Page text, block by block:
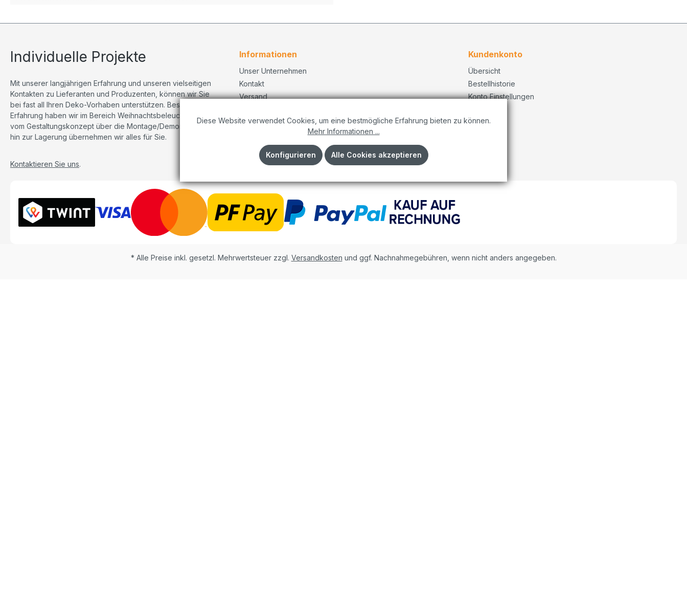
Individuelle Projekte
Mit unserer langjährigen Erfahrung und unseren vielseitigen
Kontakten zu Lieferanten und Produzenten, können wir Sie
bei fast all Ihren Deko-Vorhaben unterstützen. Besonders viel
Erfahrung haben wir im Bereich Weihnachtsbeleuchtungen,
vom Gestaltungskonzept über die Montage/Demontage bis
hin zur Lagerung übernehmen wir alles für Sie.
Kontaktieren Sie uns.
Informationen
Unser Unternehmen
Kontakt
Versand
Dekorationskonzepte
Kundenkonto
Übersicht
Bestellhistorie
Konto Einstellungen
* Alle Preise inkl. gesetzl. Mehrwertsteuer zzgl. Versandkosten und ggf. Nachnahmegebühren, wenn nicht anders angegeben.
Diese Website verwendet Cookies, um eine bestmögliche Erfahrung bieten zu können.
Mehr Informationen ...
Konfigurieren Alle Cookies akzeptieren